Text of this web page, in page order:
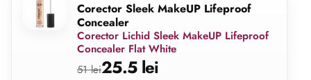
Corector Sleek MakeUP Lifeproof
Concealer
Corector Lichid Sleek MakeUP Lifeproof
Concealer Flat White
51 lei25.5 lei